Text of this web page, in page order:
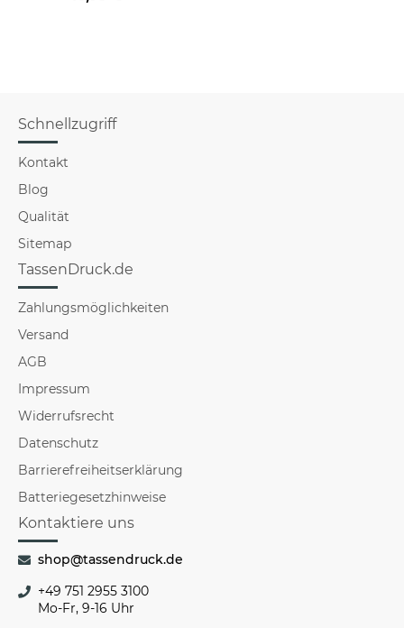
Henkel Rot
Schnellzugriff
Kontakt
Blog
Qualität
Sitemap
TassenDruck.de
Zahlungsmöglichkeiten
Versand
AGB
Impressum
Widerrufsrecht
Datenschutz
Barrierefreiheitserklärung
Batteriegesetzhinweise
Kontaktiere uns
shop@tassendruck.de
+49 751 2955 3100
Mo-Fr, 9-16 Uhr